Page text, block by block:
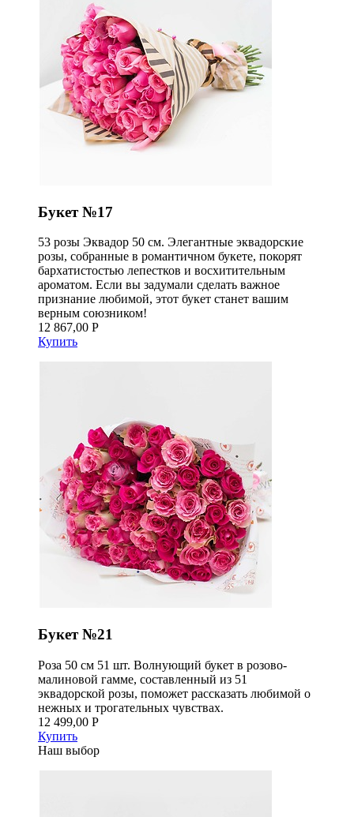
Букет №17
53 розы Эквадор 50 см. Элегантные эквадорские
розы, собранные в романтичном букете, покорят
бархатистостью лепестков и восхитительным
ароматом. Если вы задумали сделать важное
признание любимой, этот букет станет вашим
верным союзником!
12 867,00 Р
Купить
Букет №21
Роза 50 см 51 шт. Волнующий букет в розово-
малиновой гамме, составленный из 51
эквадорской розы, поможет рассказать любимой о
нежных и трогательных чувствах.
12 499,00 Р
Купить
Наш выбор